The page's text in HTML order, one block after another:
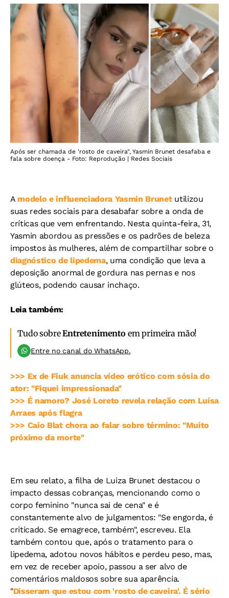
Após ser chamada de 'rosto de caveira", Yasmin Brunet desafaba e
fala sobre doença - Foto: Reprodução | Redes Sociais
A modelo e influenciadora Yasmin Brunetutilizou
suas redes sociais para desabafar sobre a onda de
críticas que vem enfrentando. Nesta quinta-feira, 31,
Yasmin abordou as pressões e os padrões de beleza
impostos às mulheres, além de compartilhar sobre o
diagnóstico de lipedema, uma condição que leva a
deposição anormal de gordura nas pernas e nos
glúteos, podendo causar inchaço.
Leia também:
Tudo sobreEntretenimento em primeira mão!
Entre no canal do WhatsApp.
>>> Ex de Fiuk anuncia vídeo erótico com sósia do
ator: "Fiquei impressionada"
>>> É namoro? José Loreto revela relação com Luísa
Arraes após flagra
>>> Caio Blat chora ao falar sobre término: "Muito
próximo da morte"
Em seu relato, a filha de Luiza Brunet destacou o
impacto dessas cobranças, mencionando como o
corpo feminino "nunca sai de cena" e é
constantemente alvo de julgamentos: "Se engorda, é
criticado. Se emagrece, também", escreveu. Ela
também contou que, após o tratamento para o
lipedema, adotou novos hábitos e perdeu peso, mas,
em vez de receber apoio, passou a ser alvo de
comentários maldosos sobre sua aparência.
"Disseram que estou com 'rosto de caveira'. É sério